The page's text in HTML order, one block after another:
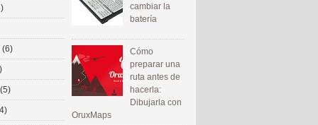
cambiar la
batería
Cómo
preparar una
ruta antes de
hacerla:
Dibujarla con
OruxMaps
(6)
(5)